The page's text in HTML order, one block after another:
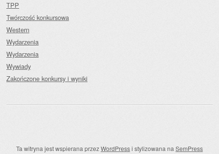
TPP
Twórczość konkursowa
Western
Wydarzenia
Wydarzenia
Wywiady
Zakończone konkursy i wyniki
Ta witryna jest wspierana przezWordPressi stylizowana na SemPress